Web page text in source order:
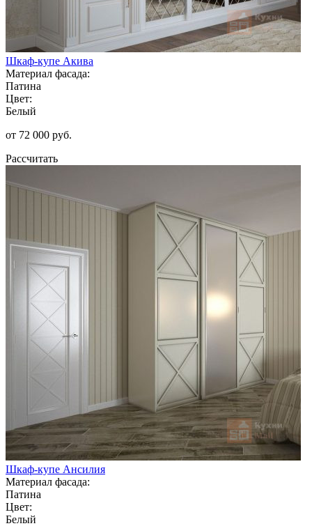
Шкаф-купе Акива
Материал фасада:
Патина
Цвет:
Белый
от 72 000 руб.
Рассчитать
Шкаф-купе Ансилия
Материал фасада:
Патина
Цвет:
Белый